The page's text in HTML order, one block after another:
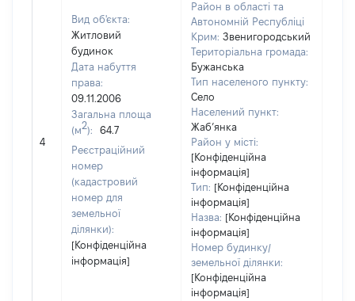
4
Вид об'єкта:
Житловий
будинок
Дата набуття
права:
09.11.2006
Загальна площа
(м2):
64.7
Реєстраційний
номер
(кадастровий
номер для
земельної
ділянки):
[Конфіденційна
інформація]
Район в області та
Автономній Республіці
Крим: Звенигородський
Територіальна громада:
Бужанська
Тип населеного пункту:
Село
Населений пункт:
Жаб’янка
Район у місті:
[Конфіденційна
інформація]
Тип: [Конфіденційна
інформація]
Назва: [Конфіденційна
інформація]
Номер будинку/
земельної ділянки:
[Конфіденційна
інформація]